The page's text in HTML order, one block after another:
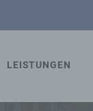
LEISTUNGEN